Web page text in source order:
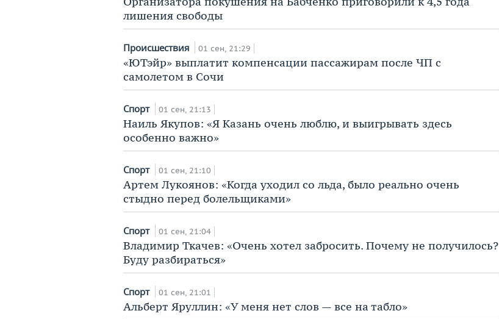
лишения свободы
Происшествия 01 сен, 21:29
«ЮТэйр» выплатит компенсации пассажирам после ЧП с
самолетом в Сочи
Спорт 01 сен, 21:13
Наиль Якупов: «Я Казань очень люблю, и выигрывать здесь
особенно важно»
Спорт 01 сен, 21:10
Артем Лукоянов: «Когда уходил со льда, было реально очень
стыдно перед болельщиками»
Спорт 01 сен, 21:04
Владимир Ткачев: «Очень хотел забросить. Почему не получилось?
Буду разбираться»
Спорт 01 сен, 21:01
Альберт Яруллин: «У меня нет слов — все на табло»